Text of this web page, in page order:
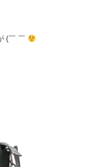
(￣ ￣